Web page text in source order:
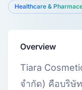
Healthcare &
Overview
Tiara
จำกัด) คือบริษั